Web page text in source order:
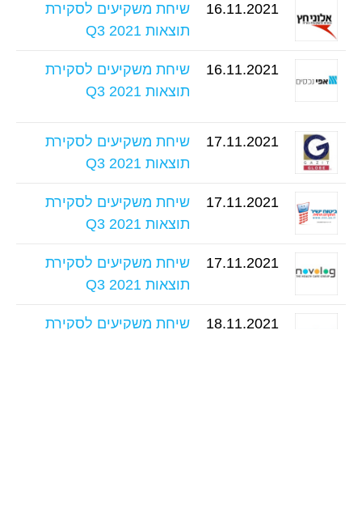
16.11.2021
שיחת משקיעים לסקירת
תוצאות Q3 2021
16.11.2021
שיחת משקיעים לסקירת
תוצאות Q3 2021
17.11.2021
שיחת משקיעים לסקירת
תוצאות Q3 2021
17.11.2021
שיחת משקיעים לסקירת
תוצאות Q3 2021
17.11.2021
שיחת משקיעים לסקירת
תוצאות Q3 2021
18.11.2021
שיחת משקיעים לסקירת